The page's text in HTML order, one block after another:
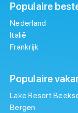
Populaire
Nederland
Italië
Frankrijk
Populaire
Lake Resort
Bergen